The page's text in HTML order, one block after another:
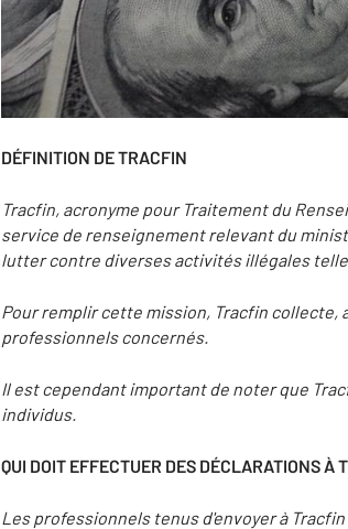
DÉFINITION DE TRACFIN
Tracfin, acronyme pour Traitement du
service de renseignement relevant du
lutter contre diverses activités illégales
Pour remplir cette mission, Tracfin collecte,
professionnels concernés.
Il est cependant important de noter que
individus.
QUI DOIT EFFECTUER DES DÉCLARATIONS À
Les professionnels tenus d'envoyer à